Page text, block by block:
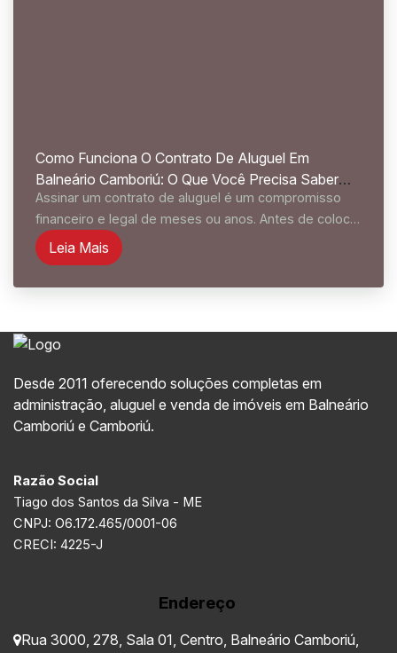
Como Funciona O Contrato De Aluguel Em
Balneário Camboriú: O Que Você Precisa Saber
Antes De Assinar
Assinar um contrato de aluguel é um compromisso
financeiro e legal de meses ou anos. Antes de colocar
sua assinatura, você precisa entender o que está
aceitando — especialmente em Balneário Camboriú,
Leia Mais
Desde 2011 oferecendo soluções completas em
administração, aluguel e venda de imóveis em Balneário
Camboriú e Camboriú.
Razão Social
Tiago dos Santos da Silva - ME
CNPJ: O6.172.465/0001-06
CRECI: 4225-J
Endereço
Rua 3000 278 Sala 01 Centro Balneário Camboriú